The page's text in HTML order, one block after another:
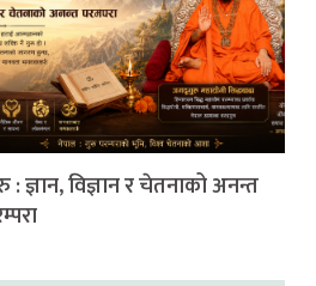
: ज्ञान, विज्ञान र चेतनाको अनन्त